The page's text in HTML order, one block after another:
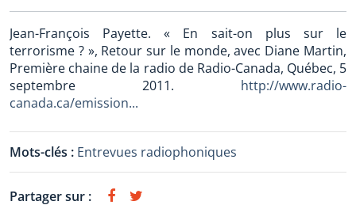
Jean-François Payette. « En sait-on plus sur le
terrorisme ? », Retour sur le monde, avec Diane Martin,
Première chaine de la radio de Radio-Canada, Québec, 5
septembre 2011. http://www.radio-
canada.ca/emission...
Mots-clés : Entrevues radiophoniques
Partager sur :